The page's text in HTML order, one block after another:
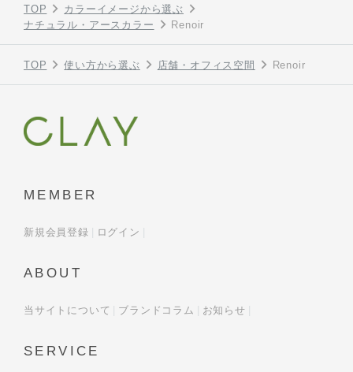
TOP
カラーイメージから選ぶ
ナチュラル・アースカラー
Renoir
TOP 使い方から選ぶ 店舗・オフィス空間 Renoir
MEMBER
新規会員登録 ログイン
ABOUT
当サイトについて ブランドコラム お知らせ
SERVICE